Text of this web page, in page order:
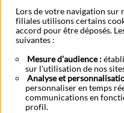
Protection des Données à
CookiesGestion des
Contestation et
Alertes fraudes et points de
Aide navigateur
Vider le cache de votre
Accessibilité –
BFI - Banque de
Lors de votre navigation sur
filiales utilisons certains
accord pour être déposés.
suivantes :
Mesure d’audience :
sur l'utilisation de nos
Analyse et
personnaliser en temps
communications en
profil.